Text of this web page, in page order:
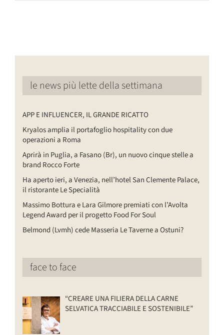
le news più lette della settimana
APP E INFLUENCER, IL GRANDE RICATTO
Kryalos amplia il portafoglio hospitality con due
operazioni a Roma
Aprirà in Puglia, a Fasano (Br), un nuovo cinque stelle a
brand Rocco Forte
Ha aperto ieri, a Venezia, nell’hotel San Clemente Palace,
il ristorante Le Specialità
Massimo Bottura e Lara Gilmore premiati con l’Avolta
Legend Award per il progetto Food For Soul
Belmond (Lvmh) cede Masseria Le Taverne a Ostuni?
face to face
“CREARE UNA FILIERA DELLA CARNE
SELVATICA TRACCIABILE E SOSTENIBILE”